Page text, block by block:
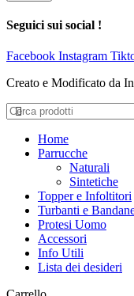
Seguici sui social !
Facebook Instagram
Creato e Modificato da
Home
Parrucche
Naturali
Sintetiche
Topper e Infoltitori
Turbanti e
Protesi Uomo
Accessori
Info Utili
Lista dei desideri